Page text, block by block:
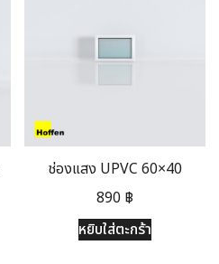
ช่องแสง UPVC 60×40
890 ฿
หยิบใส่ตะกร้า